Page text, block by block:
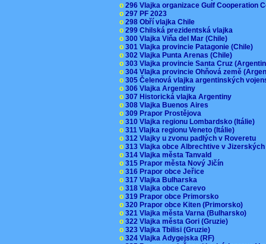
o 296 Vlajka organizace Gulf Cooperation
o 297 PF 2023
o 298 Obří vlajka Chile
o 299 Chilská prezidentská vlajka
o 300 Vlajka Viňa del Mar (Chile)
o 301 Vlajka provincie Patagonie (Chile)
o 302 Vlajka Punta Arenas (Chile)
o 303 Vlajka provincie Santa Cruz
o 304 Vlajka provincie Ohňová země
o 305 Čelenová vlajka argentinských
o 306 Vlajka Argentiny
o 307 Historická vlajka Argentiny
o 308 Vlajka Buenos Aires
o 309 Prapor Prostějova
o 310 Vlajka regionu Lombardsko (Itálie)
o 311 Vlajka regionu Veneto (Itálie)
o 312 Vlajky u zvonu padlých v Roveretu
o 313 Vlajka obce Albrechtive v
o 314 Vlajka města Tanvald
o 315 Prapor města Nový Jičín
o 316 Prapor obce Jeřice
o 317 Vlajka Bulharska
o 318 Vlajka obce Carevo
o 319 Prapor obce Primorsko
o 320 Prapor obce Kiten (Primorsko)
o 321 Vlajka města Varna (Bulharsko)
o 322 Vlajka města Gori (Gruzie)
o 323 Vlajka Tbilisi (Gruzie)
o 324 Vlajka Adygejska (RF)